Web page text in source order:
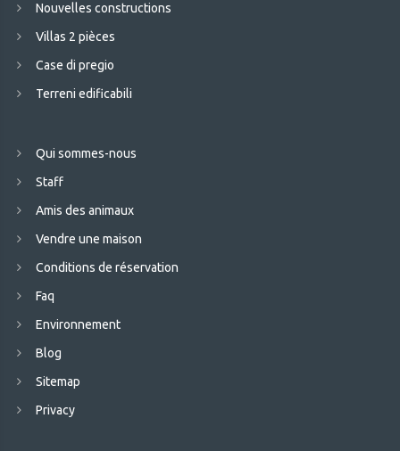
Nouvelles constructions
Villas 2 pièces
Case di pregio
Terreni edificabili
Qui sommes-nous
Staff
Amis des animaux
Vendre une maison
Conditions de réservation
Faq
Environnement
Blog
Sitemap
Privacy